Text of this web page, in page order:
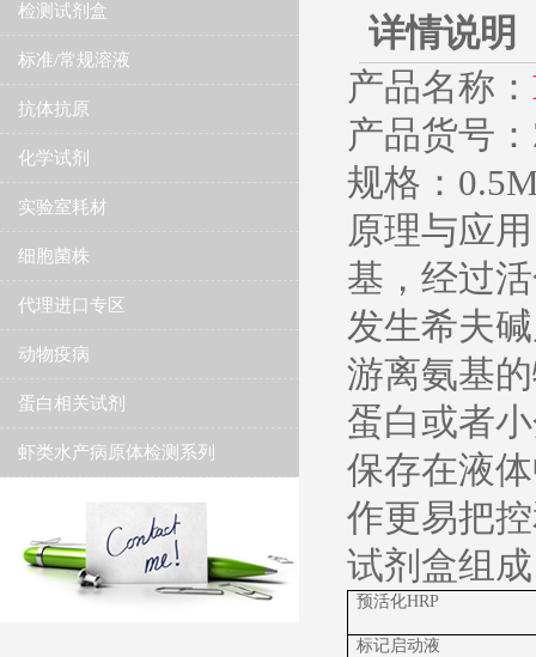
检测试剂盒
标准/常规溶液
抗体抗原
化学试剂
实验室耗材
细胞菌株
代理进口专区
动物疫病
蛋白相关试剂
虾类水产病原体检测系列
详情说明
产品名称：
​产品货号：
规格：
原理与应
基，经过
发生希夫
游离氨基
蛋白或者
保存在液
作更易把
试剂盒组
预活化HRP
标记启动液